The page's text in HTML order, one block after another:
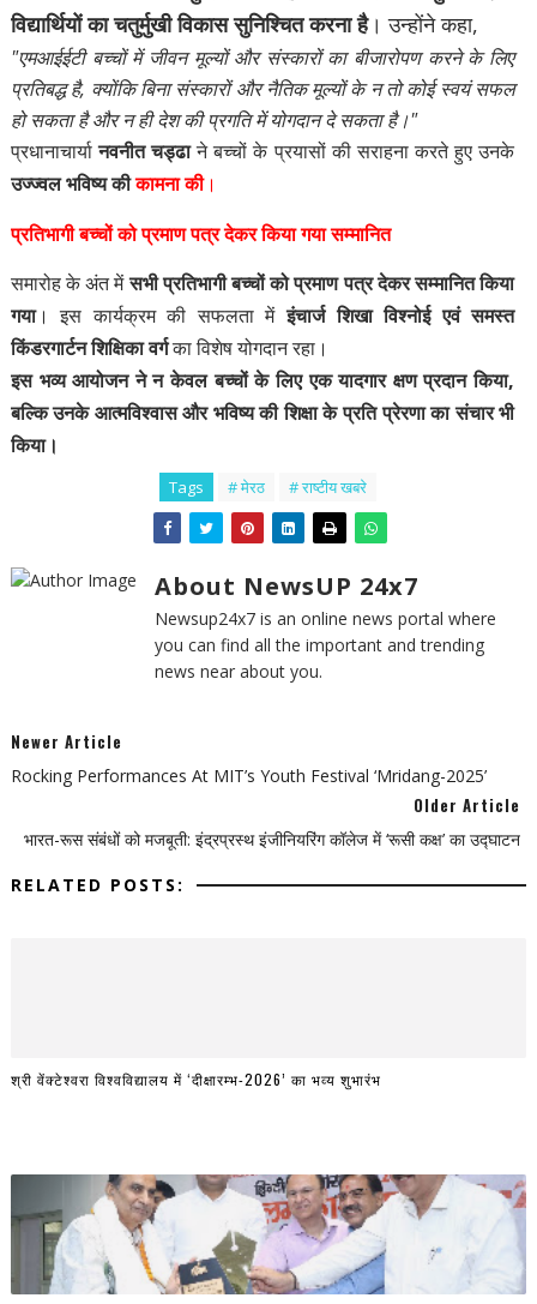
विद्यार्थियों का चतुर्मुखी विकास सुनिश्चित करना है। उन्होंने कहा,
"एमआईईटी बच्चों में जीवन मूल्यों और संस्कारों का बीजारोपण करने के लिए
प्रतिबद्ध है, क्योंकि बिना संस्कारों और नैतिक मूल्यों के न तो कोई स्वयं सफल
हो सकता है और न ही देश की प्रगति में योगदान दे सकता है।"
प्रधानाचार्यानवनीत चड्ढाने बच्चों के प्रयासों की सराहना करते हुए उनके
उज्ज्वल भविष्य कीकामना की।
प्रतिभागी बच्चों को प्रमाण पत्र देकर किया गया सम्मानित
समारोह के अंत मेंसभी प्रतिभागी बच्चों को प्रमाण पत्र देकर सम्मानित किया
गया। इस कार्यक्रम की सफलता मेंइंचार्ज शिखा विश्नोई एवं समस्त
किंडरगार्टन शिक्षिका वर्गका विशेष योगदान रहा।
इस भव्य आयोजन ने न केवल बच्चों के लिए एक यादगार क्षण प्रदान किया,
बल्कि उनके आत्मविश्वास और भविष्य की शिक्षा के प्रति प्रेरणा का संचार भी
किया।
Tags # मेरठ # राष्टीय खबरे
About NewsUP 24x7
Newsup24x7 is an online news portal where
you can find all the important and trending
news near about you.
Newer Article
Rocking Performances At MIT’s Youth Festival ‘Mridang-2025’
Older Article
भारत-रूस संबंधों को मजबूती: इंद्रप्रस्थ इंजीनियरिंग कॉलेज में ‘रूसी कक्ष’ का उद्घाटन
RELATED POSTS:
श्री वेंक्टेश्वरा विश्वविद्यालय में ‘दीक्षारम्भ-2026’ का भव्य शुभारंभ